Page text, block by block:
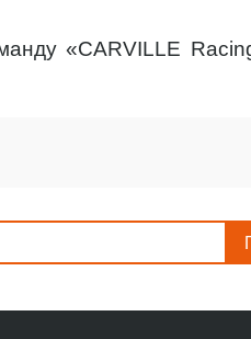
«CARVILLE